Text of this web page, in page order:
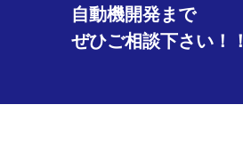
自動機開発まで
ぜひご相談下さい！！